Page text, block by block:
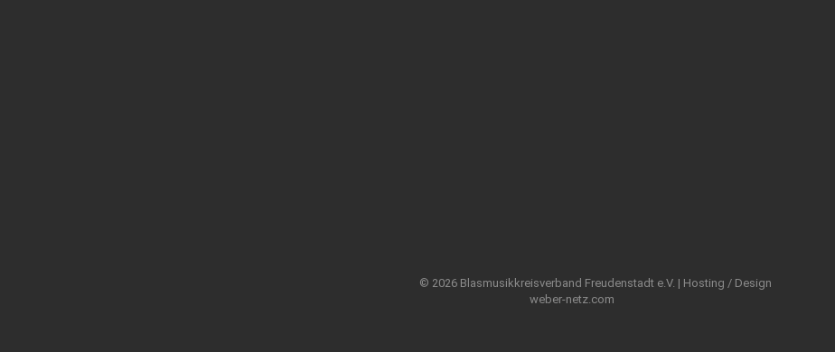
© 2026 Blasmusikkreisverband Freudenstadt e.V. | Hosting / Design
weber-netz.com